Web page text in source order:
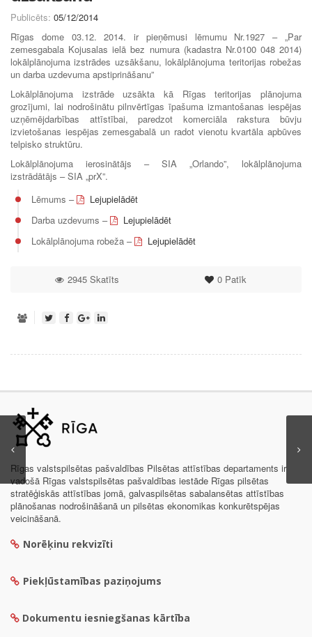
Publicēts: 05/12/2014
Rīgas dome 03.12. 2014. ir pieņēmusi lēmumu Nr.1927 – „Par
zemesgabala Kojusalas ielā bez numura (kadastra Nr.0100 048 2014)
lokālplānojuma izstrādes uzsākšanu, lokālplānojuma teritorijas robežas
un darba uzdevuma apstiprināšanu”
Lokālplānojuma izstrāde uzsākta kā Rīgas teritorijas plānojuma
grozījumi, lai nodrošinātu pilnvērtīgas īpašuma izmantošanas iespējas
uzņēmējdarbības attīstībai, paredzot komerciāla rakstura būvju
izvietošanas iespējas zemesgabalā un radot vienotu kvartāla apbūves
telpisko struktūru.
Lokālplānojuma ierosinātājs – SIA „Orlando”, lokālplānojuma
izstrādātājs – SIA „prX”.
Lēmums –
Lejupielādēt
Darba uzdevums –
Lejupielādēt
Lokālplānojuma robeža –
Lejupielādēt
0Patīk
2945 Skatīts
Rīgas valstspilsētas pašvaldības Pilsētas attīstības departaments ir
vadošā Rīgas valstspilsētas pašvaldības iestāde Rīgas pilsētas
stratēģiskās attīstības jomā, galvaspilsētas sabalansētas attīstības
plānošanas nodrošināšanā un pilsētas ekonomikas konkurētspējas
veicināšanā.
Norēķinu rekvizīti
Piekļūstamības paziņojums
Dokumentu iesniegšanas kārtība